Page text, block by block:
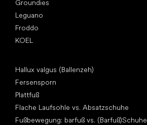
Groundies
Leguano
Froddo
KOEL
Hallux valgus (Ballenzeh)
Fersensporn
Plattfuß
Flache Laufsohle vs. Absatzschuhe
Fußbewegung: barfuß vs. (Barfuß)Schuhe